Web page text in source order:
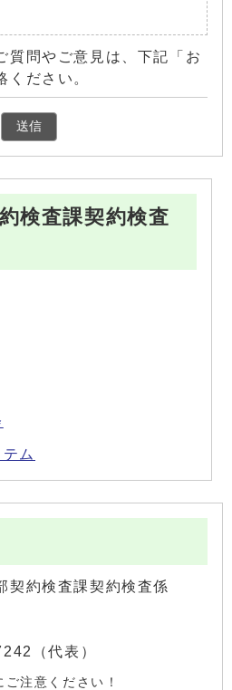
質問やご意見は、下記「お
ください。
検査課契約検査
ム
契約検査課契約検査係
（代表）
注意ください！